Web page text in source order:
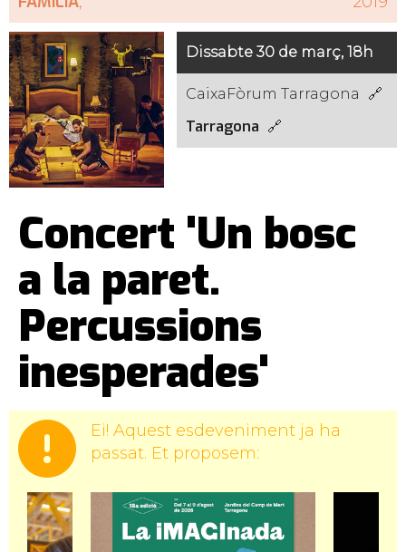
Dissabte 30 de març, 18h
CaixaFòrum Tarragona
Tarragona
Concert 'Un bosc
a la paret.
Percussions
inesperades'
Ei! Aquest esdeveniment ja ha
passat. Et proposem: